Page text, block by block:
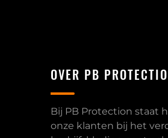
OVER PB
Bij PB Protection staat
onze klanten bij het